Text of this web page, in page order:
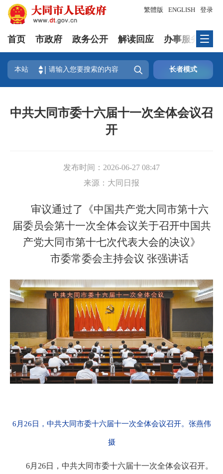
登录
繁體版 ENGLISH
首页 市政府 政务公开 解读回应 办事服务
本站  长者模式
中共大同市委十六届十一次全体会议召
开
发布时间： 2026-06-27 08:47
来源： 大同日报
审议通过了《中国共产党大同市第十六
届委员会第十一次全体会议关于召开中国共
产党大同市第十七次代表大会的决议》
市委常委会主持会议 张强讲话
6月26日，中共大同市委十六届十一次全体会议召开。张燕伟
摄
6月26日，中共大同市委十六届十一次全体会议召开。